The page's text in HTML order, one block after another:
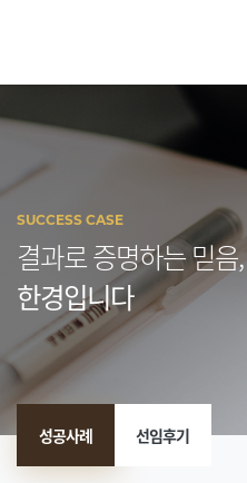
SUCCESS CASE
결과로 증명하는 믿음,
한경입니다
성공사례 선임후기